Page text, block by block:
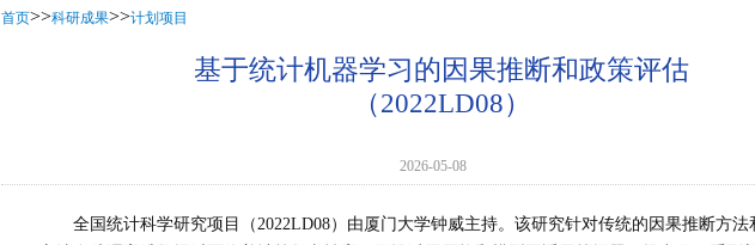
首页>>科研成果>>计划项目
基于统计机器学习的因果推断和政策评估
（2022LD08）
2026-05-08
全国统计科学研究项目（2022LD08）由厦门大学钟威主持。该研究针对传统的因果推断方法